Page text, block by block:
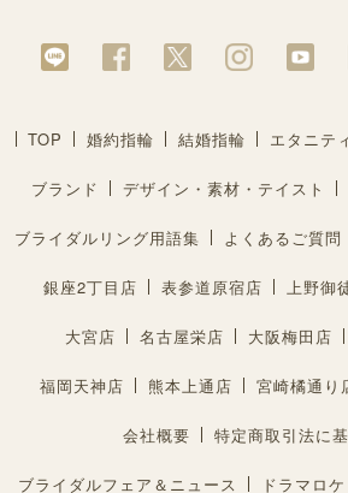
TOP 婚約指輪 結婚指輪 エタニテ
ブランド デザイン・素材・テイスト
ブライダルリング用語集 よくあるご質問
銀座2丁目店 表参道原宿店 上野御
大宮店 名古屋栄店 大阪梅田店
福岡天神店 熊本上通店 宮崎橘通り
会社概要 特定商取引法に
ブライダルフェア＆ニュース ドラマロケ